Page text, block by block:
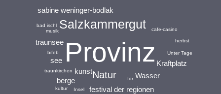
Provinz
Salzkammergut
Natur Wasser
Kraftplatz
festival der regionen
see
traunsee
berge
sabine weninger-bodlak
kunst
traunkirchen
cafe-casino
bifeb
fdr
Unter Tage
Insel
herbst
bad ischl
musik
kultur